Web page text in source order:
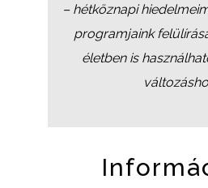
– hétköznapi
programjaink
életben is